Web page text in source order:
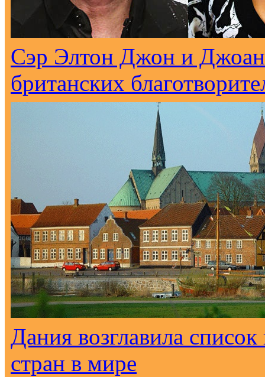
Сэр Элтон Джон и Джоан
британских
Дания возглавила
стран в мире